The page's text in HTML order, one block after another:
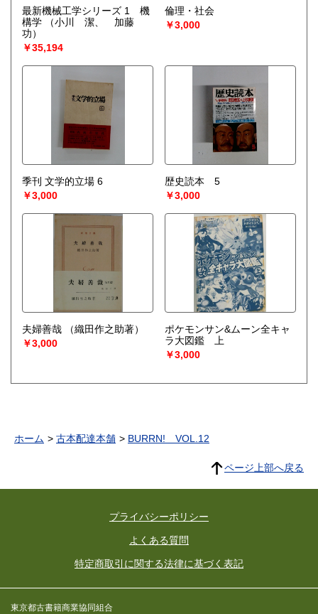
最新機械工学シリーズ 1 機
構学
（小川 潔、 加藤
功）
￥35,194
倫理・社会
￥3,000
季刊 文学的立場 6
￥3,000
歴史読本 5
￥3,000
夫婦善哉
（織田作之助著）
￥3,000
ポケモンサン&ムーン全キャ
ラ大図鑑 上
￥3,000
ホーム 古本配達本舗 BURRN! VOL.12
ページ上部へ戻る
プライバシーポリシー
よくある質問
特定商取引に関する法律に基づく表記
東京都古書籍商業協同組合